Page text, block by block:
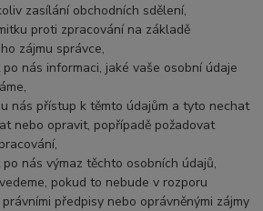
zasílání obchodních sdělení,
proti zpracování na základě
zájmu správce,
nás informaci, jaké vaše osobní údaje
nás přístup k těmto údajům a tyto nechat
nebo opravit, popřípadě požadovat
nás výmaz těchto osobních údajů,
pokud to nebude v rozporu
předpisy nebo oprávněnými zájmy